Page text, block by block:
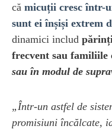
că micuții cresc într-
sunt ei înșiși extrem
dinamici includ
frecvent sau familiile
sau în modul de
„Într-un astfel de
promisiuni încălcate,